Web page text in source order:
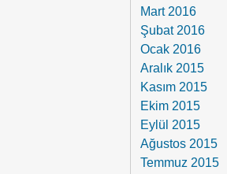
Mart 2016
Şubat 2016
Ocak 2016
Aralık 2015
Kasım 2015
Ekim 2015
Eylül 2015
Ağustos 2015
Temmuz 2015